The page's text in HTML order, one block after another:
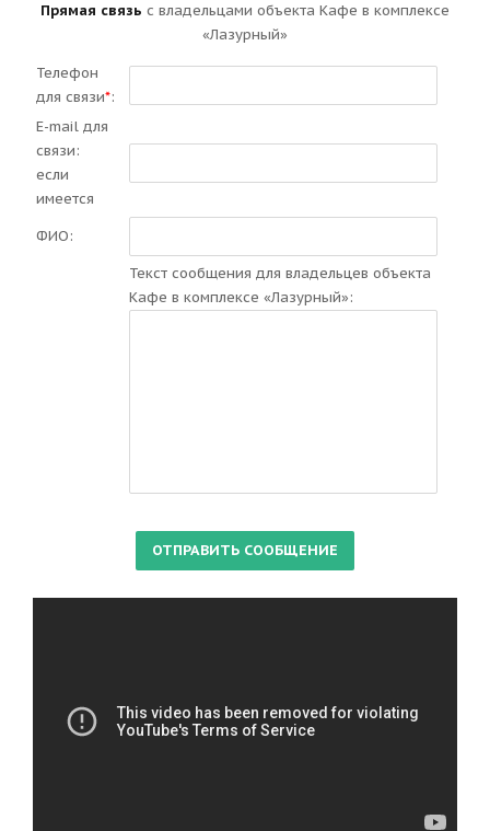
Прямая связь с владельцами объекта Кафе в комплексе
«Лазурный»
Телефон
для связи*:
E-mail для
связи:
если
имеется
ФИО:
Текст сообщения для владельцев объекта
Кафе в комплексе «Лазурный»: